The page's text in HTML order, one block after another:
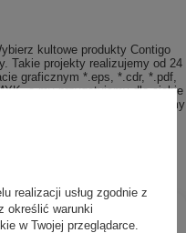
kultowe produkty Contigo
Takie projekty realizujemy od 24
graficznym *.eps, *.cdr, *.pdf,
a my przygotujemy dla ciebie
, a my przygotujemy
realizacji usług zgodnie z
określić warunki
w Twojej przeglądarce.